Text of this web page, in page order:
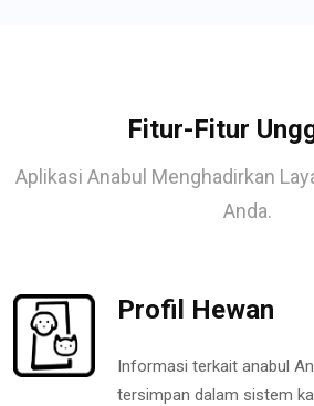
Fitur-Fitur
Aplikasi Anabul Menghadirkan
Anda.
Profil Hewan
Informasi terkait anabul
tersimpan dalam sistem